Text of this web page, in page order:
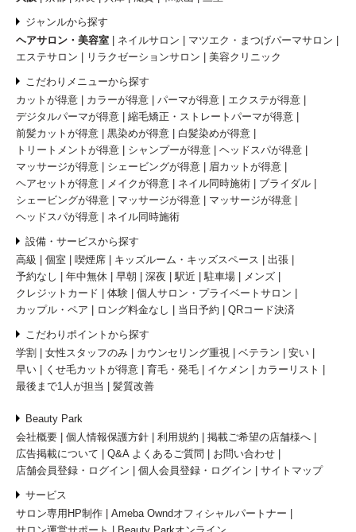
ジャンルから探す
ヘアサロン・美容室
ネイルサロン
マツエク・まつげパーマサロン
エステサロン
リラクゼーションサロン 美容クリニック
こだわりメニューから探す
カットが得意
カラーが得意 パーマが得意
エクステが得意
デジタルパーマが得意
縮毛矯正・ストレートパーマが得意
前髪カットが得意
黒染めが得意
白髪染めが得意
トリートメントが得意
シャンプーが得意
ヘッドスパが得意
マッサージが得意
シェービングが得意
眉カットが得意
ヘアセットが得意
メイクが得意 ネイル同時施術
ブライダル
シェービングが得意
マッサージが得意
マッサージが得意
ヘッドスパが得意
ネイル同時施術
設備・サービスから探す
高級
個室 喫煙席 キッズルーム・キッズスペース
出張
予約なし
年中無休 早朝 深夜 駅近 駐車場
メンズ
クレジットカード
体験
個人サロン・プライベートサロン
カップル・ペア
ロング料金なし 当日予約 QRコード決済
こだわりポイントから探す
学割
女性スタッフのみ カウンセリング重視 ベテラン
安い
早い
くせ毛カットが得意 育毛・発毛 イケメン
カラーリスト
最後まで1人が担当
髪質改善
Beauty Park
会社概要
個人情報保護方針 利用規約
掲載ご希望の店舗様へ
広告掲載について
Q&A よくあるご質問
お問い合わせ
店舗会員登録・ログイン
個人会員登録・ログイン サイトマップ
サービス
サロン専用HP制作
Ameba Owndオフィシャルパートナー